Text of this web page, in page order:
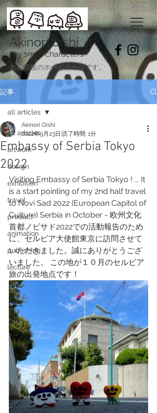
Akinori Oishi
tiny smile characters
​大石暁規のホームページです。
記事
all articles
artwork
design
exhibition
travel
product
animation
publishing
lecture
all articles
Embassy of Serbia Tokyo
2022
Akinori Oishi
2022年9月23日 読了時間: 1分
Visiting Embassy of Serbia Tokyo ! ... It
is a start pointing of my 2nd half travel
to Novi Sad 2022 (European Capitol of
Culture) Serbia in October - 欧州文化
首都ノビサド2022での活動報告のため
に、セルビア大使館東京に訪問させて
いただきました。誠にありがとうござ
いました。 この地が１０月のセルビア
旅の出発地点です！